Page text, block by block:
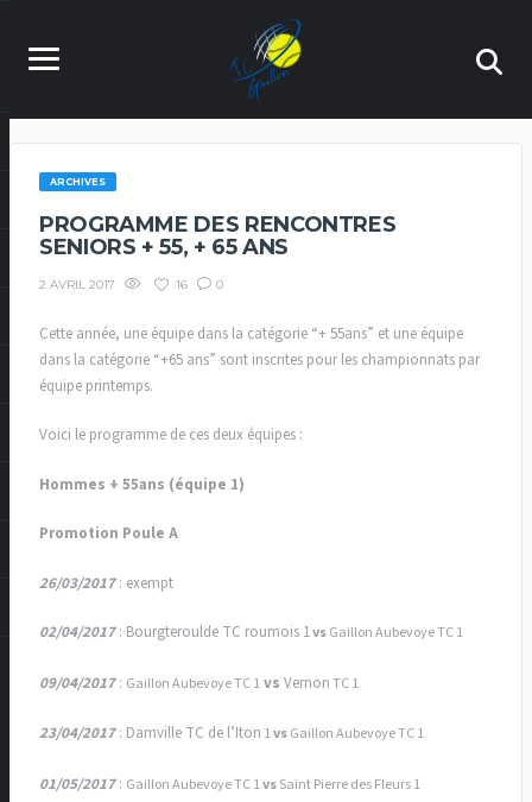
ARCHIVES
PROGRAMME DES RENCONTRES
SENIORS + 55, + 65 ANS
2 AVRIL 2017 16 0
Cette année, une équipe dans la catégorie “+ 55ans” et une équipe
dans la catégorie “+65 ans” sont inscrites pour les championnats par
équipe printemps.
Voici le programme de ces deux équipes :
Hommes + 55ans (équipe 1)
Promotion Poule A
26/03/2017: exempt
02/04/2017: Bourgteroulde TC roumois 1vsGaillon Aubevoye TC 1
09/04/2017: Gaillon Aubevoye TC 1vs VernonTC 1
23/04/2017: Damville TC de l’Iton 1vsGaillon Aubevoye TC 1
01/05/2017: Gaillon Aubevoye TC 1vsSaint Pierre des Fleurs 1